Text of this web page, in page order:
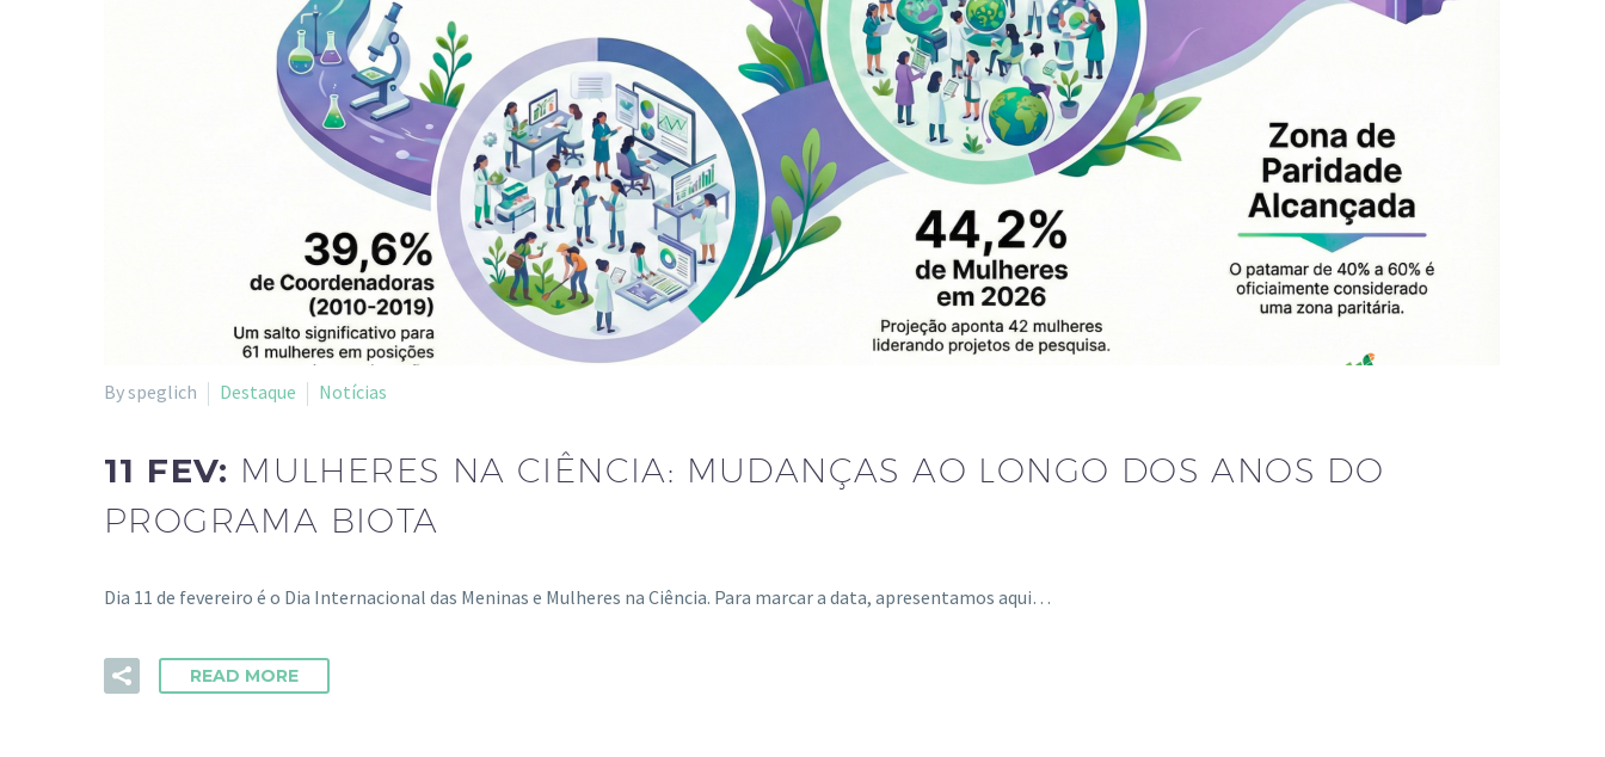
By speglich Destaque Notícias
11 FEV: MULHERES NA CIÊNCIA: MUDANÇAS AO LONGO DOS ANOS DO
PROGRAMA BIOTA
Dia 11 de fevereiro é o Dia Internacional das Meninas e Mulheres na Ciência. Para marcar a data, apresentamos aqui…
READ MORE